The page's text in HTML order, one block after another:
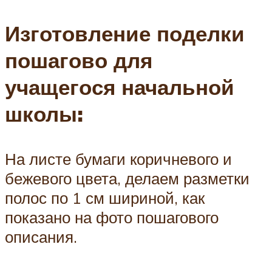
Изготовление поделки
пошагово для
учащегося начальной
школы:
На листе бумаги коричневого и
бежевого цвета, делаем разметки
полос по 1 см шириной, как
показано на фото пошагового
описания.